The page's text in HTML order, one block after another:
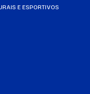
E ESPORTIVOS